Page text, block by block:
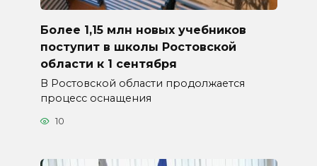
Более 1,15 млн новых учебников
поступит в школы Ростовской
области к 1 сентября
В Ростовской области продолжается
процесс оснащения
10